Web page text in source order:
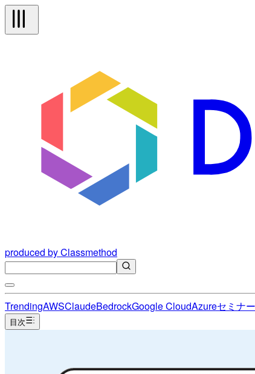
produced by Classmethod
TrendingAWSClaudeBedrockGoogle CloudAzureセミナー
目次